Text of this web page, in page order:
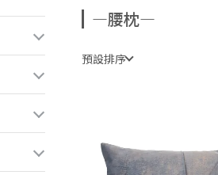
—腰枕—
預設排序